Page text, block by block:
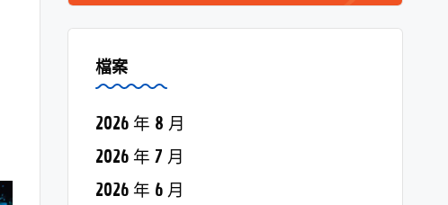
檔案
2026 年 8 月
2026 年 7 月
2026 年 6 月